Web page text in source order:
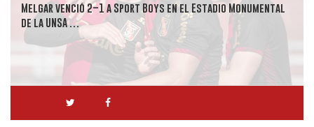
Melgar venció 2–1 a Sport Boys en el Estadio Monumental
de la UNSA …